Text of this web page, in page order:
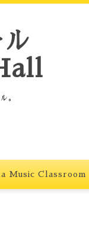
。
Music Classroom